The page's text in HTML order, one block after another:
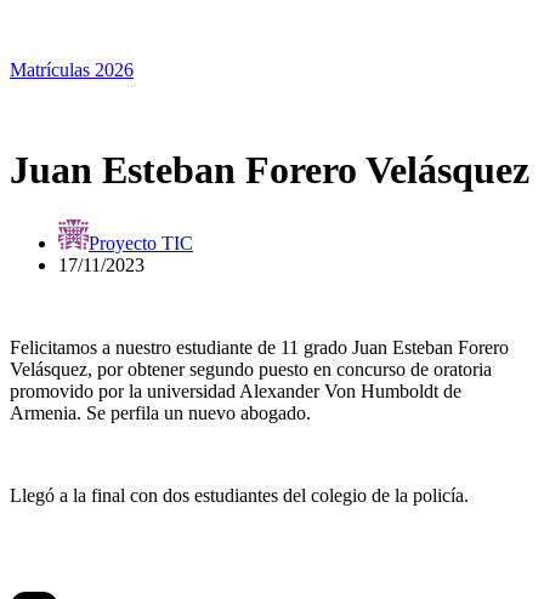
Matrículas 2026
Juan Esteban Forero Velásquez
Proyecto TIC
17/11/2023
Felicitamos a nuestro estudiante de 11 grado Juan Esteban Forero
Velásquez, por obtener segundo puesto en concurso de oratoria
promovido por la universidad Alexander Von Humboldt de
Armenia. Se perfila un nuevo abogado.
Llegó a la final con dos estudiantes del colegio de la policía.